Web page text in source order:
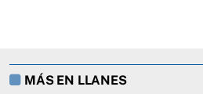
MÁS EN LLANES